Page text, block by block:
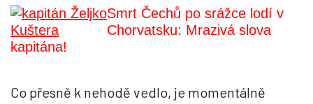
Smrt Čechů po srážce lodí v
Chorvatsku: Mrazivá slova
kapitána!
Co přesně k nehodě vedlo, je momentálně